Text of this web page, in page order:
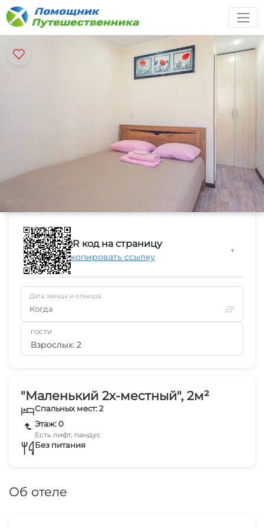
"Маленький 2х-местный", 2м²
Спальных мест: 2
Этаж: 0
Есть лифт, пандус
Без питания
Об отеле
QR код на страницу
Скопировать ссылку
▼
Дата заезда и отъезда
Когда
ГОСТИ
Взрослых: 2